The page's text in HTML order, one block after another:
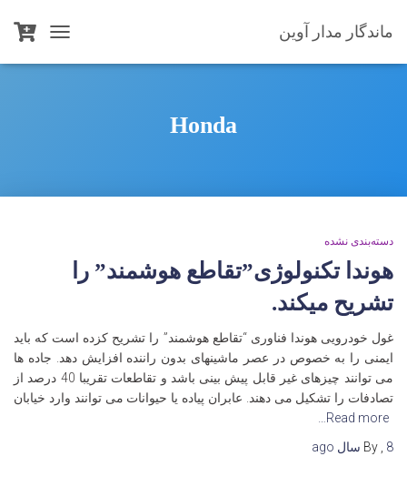
ماندگار مدار آوین
TOGGLE
NAVIGATION
Honda
دسته‌بندی نشده
هوندا تکنولوژی”تقاطع هوشمند” را
تشریح میکند.
غول خودرویی هوندا فناوری “تقاطع هوشمند” را تشریح کزده است که باید
ایمنی را به خصوص در عصر ماشینهای بدون راننده افزایش دهد. جاده ها
می توانند چیزهای غیر قابل پیش بینی باشد و تقاطعات تقریبا 40 درصد از
تصادفات را تشکیل می دهند. عابران پیاده یا حیوانات می توانند وارد خیابان
Read more…
By
8 سال